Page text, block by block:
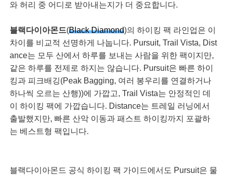
와 허리 중 어디로 받아내는지가 더 중요합니다.
블랙다이아몬드(Black Diamond)의 하이킹 팩 라인업은 이
차이를 비교적 선명하게 나눕니다. Pursuit, Trail Vista, Dist
ance는 모두 산에서 하루를 보내는 사람을 위한 팩이지만,
같은 하루를 전제로 하지는 않습니다. Pursuit은 빠른 하이
킹과 피크배깅(Peak Bagging, 여러 봉우리를 연결하거나
하나씩 오르는 산행))에 가깝고, Trail Vista는 안정적인 데
이 하이킹 팩에 가깝습니다. Distance는 트레일 러닝에서
출발했지만, 빠른 산악 이동과 패스트 하이킹까지 포괄하
는 베스트형 팩입니다.
블랙다이아몬드 공식 하이킹 팩 가이드에서도 Pursuit은 물